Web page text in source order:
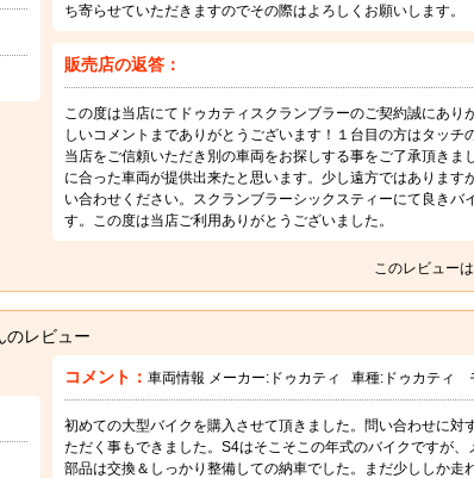
ち寄らせていただきますのでその際はよろしくお願いします。
販売店の返答：
この度は当店にてドゥカティスクランブラーのご契約誠にあ
しいコメントまでありがとうございます！１台目の方はタッチ
当店をご信頼いただき別の車両をお探しする事をご了承頂き
に合った車両が提供出来たと思います。少し遠方ではありま
い合わせください。スクランブラーシックスティーにて良きバ
す。この度は当店ご利用ありがとうございました。
このレビュー
レビュー
コメント： 車両情報 メーカー: ドゥカティ 車種: ドゥカティ
初めての大型バイクを購入させて頂きました。問い合わせに
ただく事もできました。S4はそこそこの年式のバイクですが
部品は交換＆しっかり整備しての納車でした。まだ少ししか